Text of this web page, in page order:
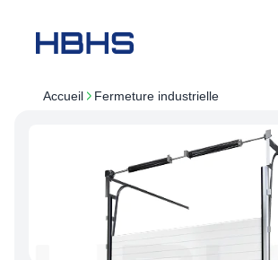
Accueil fermeture industrielle